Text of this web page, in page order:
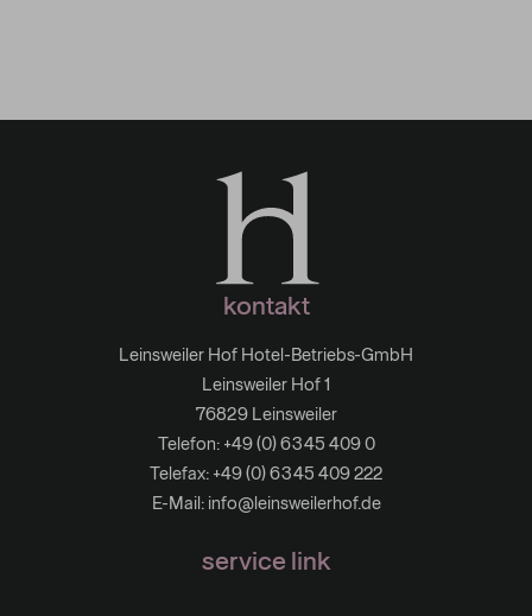
kontakt
Leinsweiler Hof Hotel-Betriebs-GmbH
Leinsweiler Hof 1
76829 Leinsweiler
Telefon: +49 (0) 6345 409 0
Telefax: +49 (0) 6345 409 222
E-Mail: info@leinsweilerhof.de
service link